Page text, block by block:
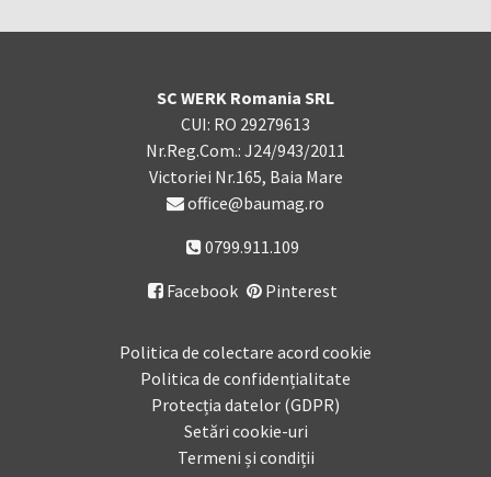
SC WERK Romania SRL
CUI: RO 29279613
Nr.Reg.Com.: J24/943/2011
Victoriei Nr.165, Baia Mare
office@baumag.ro
0799.911.109
 Facebook Pinterest
Politica de colectare acord cookie
Politica de confidențialitate
Protecția datelor (GDPR)
Setări cookie-uri
Termeni și condiții